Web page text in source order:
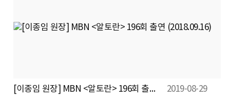
[이종임 원장] MBN <알토란> 196회 출연 (2018.09.16) 2019-08-29